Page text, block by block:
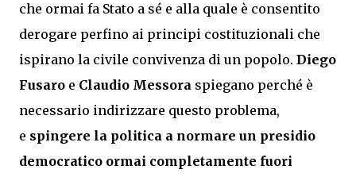
che ormai fa Stato a sé e alla quale è consentito
derogare perfino ai principi costituzionali che
ispirano la civile convivenza di un popolo. Diego
Fusaro e Claudio Messora spiegano perché è
necessario indirizzare questo problema,
e spingere la politica a normare un presidio
democratico ormai completamente fuori